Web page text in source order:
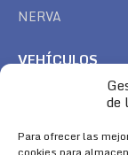
de
Para ofrecer las
NERVA
VEHÍCULOS
TREK